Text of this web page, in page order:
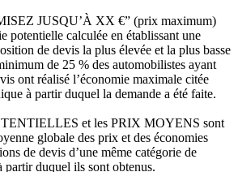
JUSQU’À XX €” (prix maximum)
potentielle calculée en établissant une
de devis la plus élevée et la plus basse
de 25 % des automobilistes ayant
ont réalisé l’économie maximale citée
à partir duquel la demande a été faite.
et les PRIX MOYENS sont
globale des prix et des économies
de devis d’une même catégorie de
partir duquel ils sont obtenus.